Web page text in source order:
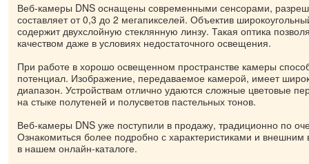
Веб-камеры DNS оснащены современными сенсорами,
составляет от 0,3 до 2 мегапикселей. Объектив
содержит двухслойную стеклянную линзу. Такая оптика
качеством даже в условиях недостаточного освещения.
При работе в хорошо освещенном пространстве камеры
потенциал. Изображение, передаваемое камерой, имеет
диапазон. Устройствам отлично удаются сложные цветовые
на стыке полутеней и полусветов пастельных тонов.
Веб-камеры DNS уже поступили в продажу, традиционно по
Ознакомиться более подробно с характеристиками и внешним
в нашем онлайн-каталоге.